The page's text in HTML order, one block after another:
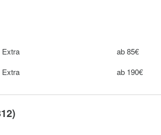
Buchung)
Extra
195–507€
Extra
28€ (pro
Extra
ab 85€
Extra ab 190€